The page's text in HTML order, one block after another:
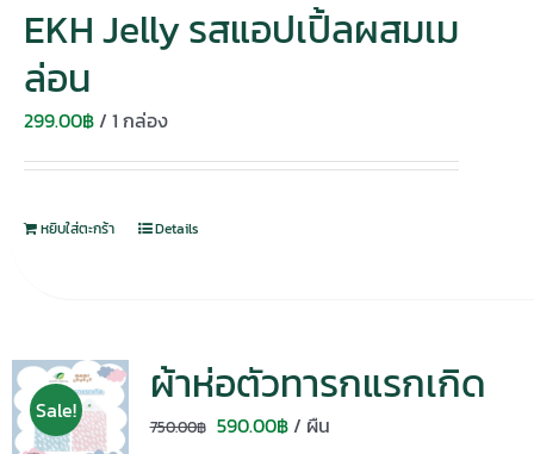
EKH Jelly รสแอปเปิ้ลผสมเม
ล่อน
299.00฿/ 1 กล่อง
หยิบใส่ตะกร้า Details
Sale! ผ้าห่อตัวทารกแรกเกิด
750.00฿ Original
590.00฿Current
/ ผืน